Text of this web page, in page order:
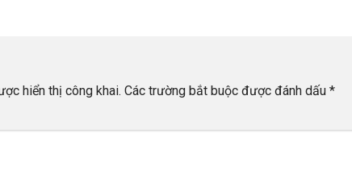
hiển thị công khai. Các trường bắt buộc được đánh dấu *